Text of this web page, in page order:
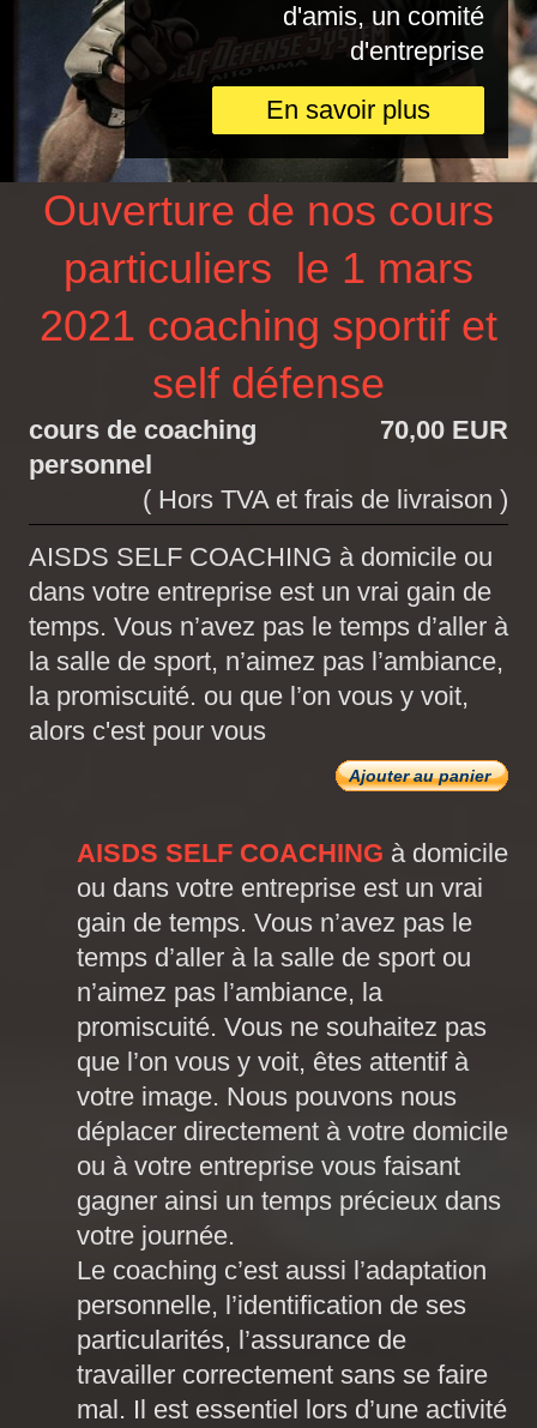
d'amis, un comité
d'entreprise
En savoir plus
Ouverture de nos cours
particuliers le 1 mars
2021 coaching sportif et
self défense
cours de coaching
personnel
70,00 EUR
( Hors TVA et frais de livraison )
AISDS SELF COACHING à domicile ou
dans votre entreprise est un vrai gain de
temps. Vous n’avez pas le temps d’aller à
la salle de sport, n’aimez pas l’ambiance,
la promiscuité. ou que l’on vous y voit,
alors c'est pour vous
Ajouter au panier
AISDS SELF COACHING à domicile
ou dans votre entreprise est un vrai
gain de temps. Vous n’avez pas le
temps d’aller à la salle de sport ou
n’aimez pas l’ambiance, la
promiscuité. Vous ne souhaitez pas
que l’on vous y voit, êtes attentif à
votre image. Nous pouvons nous
déplacer directement à votre domicile
ou à votre entreprise vous faisant
gagner ainsi un temps précieux dans
votre journée.
Le coaching c’est aussi l’adaptation
personnelle, l’identification de ses
particularités, l’assurance de
travailler correctement sans se faire
mal. Il est essentiel lors d’une activité